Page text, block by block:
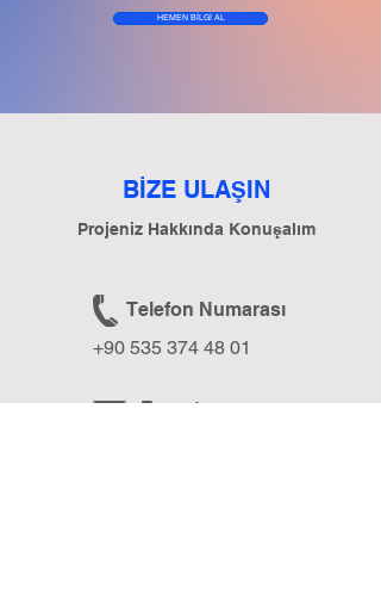
HEMEN BİLGİ AL
BİZE ULAŞIN
Projeniz Hakkında Konuşalım
Telefon Numarası
+90 535 374 48 01
E-posta